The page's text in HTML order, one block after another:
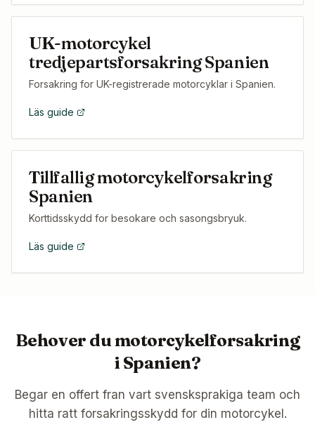
UK-motorcykel
tredjepartsforsakring Spanien
Forsakring for UK-registrerade motorcyklar i Spanien.
Läs guide
Tillfallig motorcykelforsakring
Spanien
Korttidsskydd for besokare och sasongsbryuk.
Läs guide
Behover du motorcykelforsakring
i Spanien?
Begar en offert fran vart svensksprakiga team och
hitta ratt forsakringsskydd for din motorcykel.